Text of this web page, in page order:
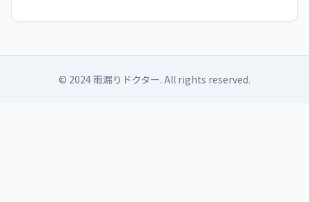
© 2024 雨漏りドクター. All rights reserved.